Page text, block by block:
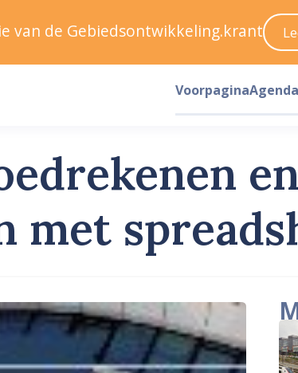
en
met
van de Gebiedsontwikkeling.krant
VoorpaginaAgenda